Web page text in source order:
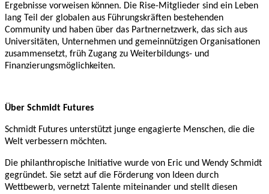
Ergebnisse vorweisen können. Die Rise-Mitglieder sind ein Leben
lang Teil der globalen aus Führungskräften bestehenden
Community und haben über das Partnernetzwerk, das sich aus
Universitäten, Unternehmen und gemeinnützigen Organisationen
zusammensetzt, früh Zugang zu Weiterbildungs- und
Finanzierungsmöglichkeiten.
Über Schmidt Futures
Schmidt Futures unterstützt junge engagierte Menschen, die die
Welt verbessern möchten.
Die philanthropische Initiative wurde von Eric und Wendy Schmidt
gegründet. Sie setzt auf die Förderung von Ideen durch
Wettbewerb, vernetzt Talente miteinander und stellt diesen